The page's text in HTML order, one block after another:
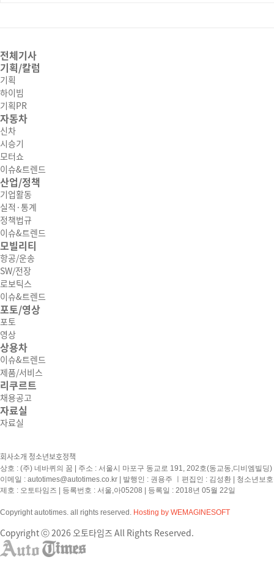
전체기사
기획/칼럼
기획
하이빔
기획PR
자동차
신차
시승기
모터쇼
이슈&트렌드
산업/정책
기업활동
실적·통계
정책법규
이슈&트렌드
모빌리티
항공/운송
SW/전장
로보틱스
이슈&트렌드
포토/영상
포토
영상
상용차
이슈&트렌드
제품/서비스
리쿠르트
채용공고
자료실
자료실
회사소개 청소년보호정책
상호 : (주) 네바퀴의 꿈 | 주소 : 서울시 마포구 동교로 191, 202호(동교동,디비엠빌
이메일 : autotimes@autotimes.co.kr | 발행인 : 권용주 ㅣ편집인 : 김성환 | 청소년보
제호 : 오토타임즈 | 등록번호 : 서울,아05208 | 등록일 : 2018년 05월 22일
Copyright autotimes. all rights reserved. Hosting by WEMAGINESOFT
Copyright ⓒ 2026 오토타임즈 All Rights Reserved.